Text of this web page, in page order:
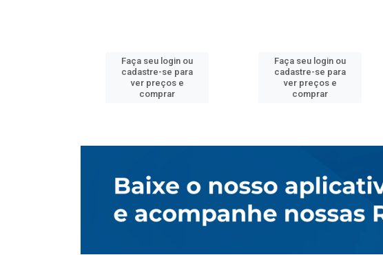
Faça seu login ou
cadastre-se para
ver preços e
comprar
Faça seu login ou
cadastre-se para
ver preços e
comprar